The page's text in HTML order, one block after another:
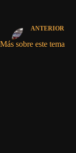
ANTERIOR
Más sobre este tema